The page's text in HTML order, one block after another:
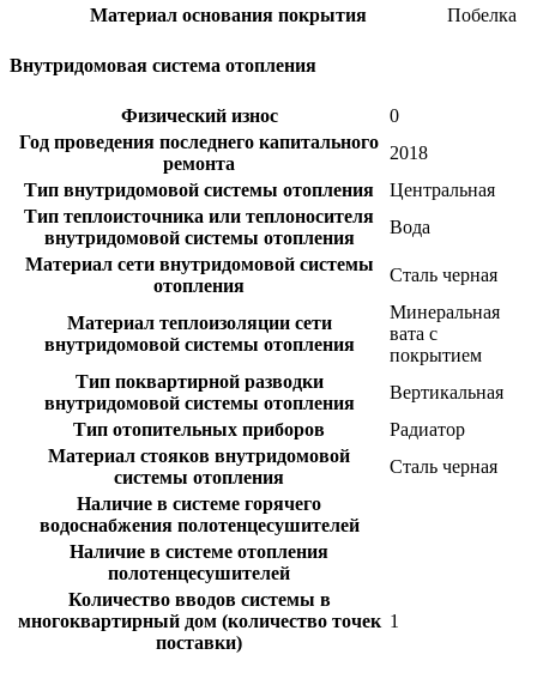
Материал основания покрытия
Побелка
Внутридомовая система отопления
Физический износ
0
Год проведения последнего капитального
ремонта
2018
Тип внутридомовой системы отопления
Центральная
Тип теплоисточника или теплоносителя
внутридомовой системы отопления
Вода
Материал сети внутридомовой системы
отопления
Сталь черная
Материал теплоизоляции сети
внутридомовой системы отопления
Минеральная
вата с
покрытием
Тип поквартирной разводки
внутридомовой системы отопления
Вертикальная
Тип отопительных приборов
Радиатор
Материал стояков внутридомовой
системы отопления
Сталь черная
Наличие в системе горячего
водоснабжения полотенцесушителей
Наличие в системе отопления
полотенцесушителей
Количество вводов системы в
многоквартирный дом (количество точек
поставки)
1